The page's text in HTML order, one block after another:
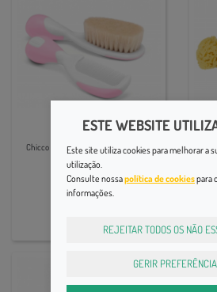
Higiene
Chicco Conjunto Escova e Pente Rosa
7,99€
ESTE WEBSITE
Este site utiliza cookies para melhorar a
utilização.
Consulte nossapolítica de cookiespara
informações.
REJEITAR TODOS OS NÃO
GERIR